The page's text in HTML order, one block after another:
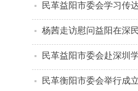
民革益阳市委会学习传
杨茜走访慰问益阳在深
民革益阳市委会赴深圳
民革衡阳市委会举行成